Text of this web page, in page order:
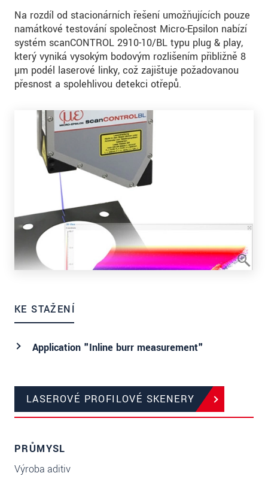
Na rozdíl od stacionárních řešení umožňujících pouze
namátkové testování společnost Micro-Epsilon nabízí
systém scanCONTROL 2910-10/BL typu plug & play,
který vyniká vysokým bodovým rozlišením přibližně 8
µm podél laserové linky, což zajišťuje požadovanou
přesnost a spolehlivou detekci otřepů.
KE STAŽENÍ
Application "Inline burr measurement"
LASEROVÉ PROFILOVÉ SKENERY
PRŮMYSL
Výroba aditiv